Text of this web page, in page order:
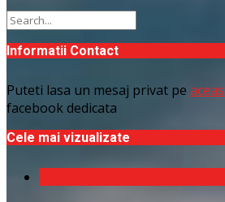
Informatii Contact
Puteti lasa un mesaj privat pe
facebook dedicata
Cele mai vizualizate